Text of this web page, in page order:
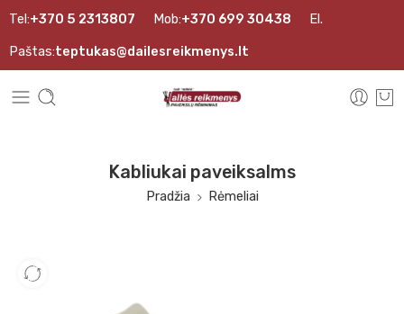
Tel:+370 5 2313807 Mob:+370 699 30438 El.
Paštas:teptukas@dailesreikmenys.lt
Kabliukai paveiksalms
Pradžia Rėmeliai